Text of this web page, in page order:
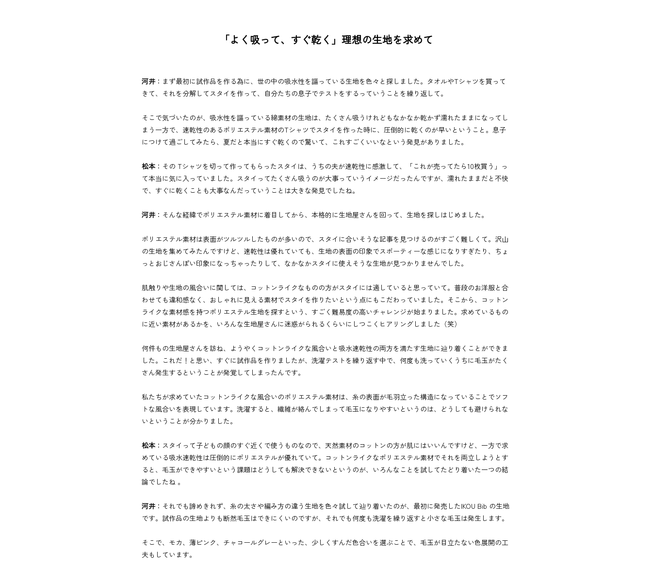
「よく吸って、すぐ乾く」理想の生地を求めて
河井：まず最初に試作品を作る為に、世の中の吸水性を謳っている生地を色々と探しました。タオルやTシャツを買って
きて、それを分解してスタイを作って、自分たちの息子でテストをするっていうことを繰り返して。
そこで気づいたのが、吸水性を謳っている綿素材の生地は、たくさん吸うけれどもなかなか乾かず濡れたままになってし
まう一方で、速乾性のあるポリエステル素材のTシャツでスタイを作った時に、圧倒的に乾くのが早いということ。息子
につけて過ごしてみたら、夏だと本当にすぐ乾くので驚いて、これすごくいいなという発見がありました。
松本：その Tシャツを切って作ってもらったスタイは、うちの夫が速乾性に感激して、「これが売ってたら10枚買う」っ
て本当に気に入っていました。スタイってたくさん吸うのが大事っていうイメージだったんですが、濡れたままだと不快
で、すぐに乾くことも大事なんだっていうことは大きな発見でしたね。
河井：そんな経緯でポリエステル素材に着目してから、本格的に生地屋さんを回って、生地を探しはじめました。
ポリエステル素材は表面がツルツルしたものが多いので、スタイに合いそうな記事を見つけるのがすごく難しくて。沢山
の生地を集めてみたんですけど、速乾性は優れていても、生地の表面の印象でスポーティーな感じになりすぎたり、ちょ
っとおじさんぽい印象になっちゃったりして、なかなかスタイに使えそうな生地が見つかりませんでした。
肌触りや生地の風合いに関しては、コットンライクなものの方がスタイには適していると思っていて。普段のお洋服と合
わせても違和感なく、おしゃれに見える素材でスタイを作りたいという点にもこだわっていました。そこから、コットン
ライクな素材感を持つポリエステル生地を探すという、すごく難易度の高いチャレンジが始まりました。求めているもの
に近い素材があるかを、いろんな生地屋さんに迷惑がられるくらいにしつこくヒアリングしました（笑）
何件もの生地屋さんを訪ね、ようやくコットンライクな風合いと吸水速乾性の両方を満たす生地に辿り着くことができま
した。これだ！と思い、すぐに試作品を作りましたが、洗濯テストを繰り返す中で、何度も洗っていくうちに毛玉がたく
さん発生するということが発覚してしまったんです。
私たちが求めていたコットンライクな風合いのポリエステル素材は、糸の表面が毛羽立った構造になっていることでソフ
トな風合いを表現しています。洗濯すると、繊維が絡んでしまって毛玉になりやすいというのは、どうしても避けられな
いということが分かりました。
松本：スタイって子どもの顔のすぐ近くで使うものなので、天然素材のコットンの方が肌にはいいんですけど、一方で求
めている吸水速乾性は圧倒的にポリエステルが優れていて。コットンライクなポリエステル素材でそれを両立しようとす
ると、毛玉ができやすいという課題はどうしても解決できないというのが、いろんなことを試してたどり着いた一つの結
論でしたね 。
河井：それでも諦めきれず、糸の太さや編み方の違う生地を色々試して辿り着いたのが、最初に発売したIKOU Bib の生地
です。試作品の生地よりも断然毛玉はできにくいのですが、それでも何度も洗濯を繰り返すと小さな毛玉は発生します。
そこで、モカ、薄ピンク、チャコールグレーといった、少しくすんだ色合いを選ぶことで、毛玉が目立たない色展開の工
夫もしています。